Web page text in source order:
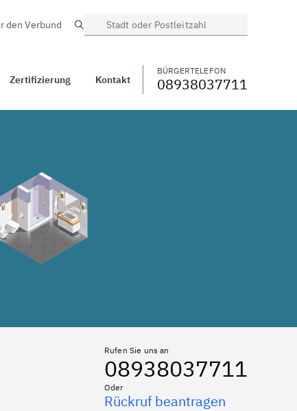
BÜRGERTELEFON WECHSELN
den Verbund Suche
Zertifizierung Kontakt
BÜRGERTELEFON
08938037711
Rufen Sie uns an
08938037711
Oder
Rückruf beantragen